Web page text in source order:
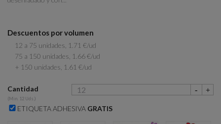
Descuentos por volumen
12 a 75 unidades, 1.71 €/ud
75 a 150 unidades, 1.66 €/ud
+ 150 unidades, 1.61 €/ud
Cantidad
(Min. 12 Uds.)
ETIQUETA ADHESIVA GRATIS